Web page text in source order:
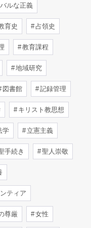
ルな正義
育史 占領史
教育課程
地域研究
図書館 記録管理
キリスト教思想
学 立憲主義
手続き 聖人崇敬
ティア
尊厳 女性